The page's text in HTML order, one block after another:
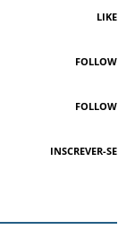
LIKE
FOLLOW
FOLLOW
INSCREVER-SE